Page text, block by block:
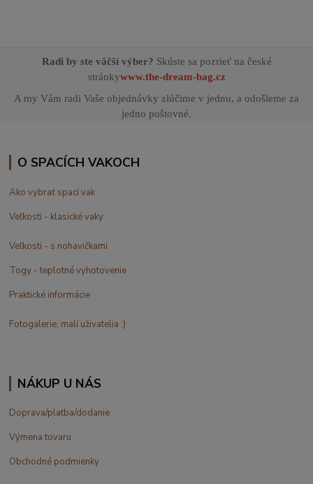
Radi by ste väčší výber? Skúste sa pozrieť na české
stránkywww.the-dream-bag.cz
A my Vám radi Vaše objednávky zlúčime v jednu, a odošleme za
jedno poštovné.
O SPACÍCH VAKOCH
Ako vybrať spací vak
Veľkosti - klasické vaky
Veľkosti - s nohavičkami
Togy - teplotné vyhotovenie
Praktické informácie
Fotogalerie, malí uživatelia :)
NÁKUP U NÁS
Doprava/platba/dodanie
Výmena tovaru
Obchodné podmienky